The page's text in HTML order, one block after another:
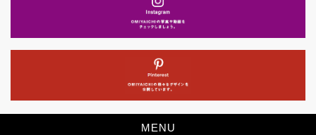
MENU